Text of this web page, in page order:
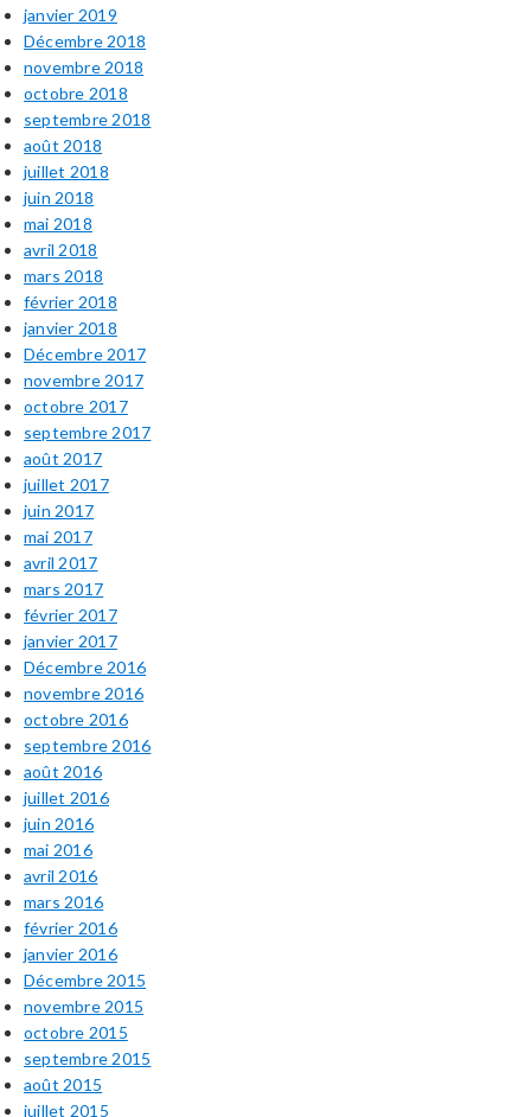
janvier 2019
Décembre 2018
novembre 2018
octobre 2018
septembre 2018
août 2018
juillet 2018
juin 2018
mai 2018
avril 2018
mars 2018
février 2018
janvier 2018
Décembre 2017
novembre 2017
octobre 2017
septembre 2017
août 2017
juillet 2017
juin 2017
mai 2017
avril 2017
mars 2017
février 2017
janvier 2017
Décembre 2016
novembre 2016
octobre 2016
septembre 2016
août 2016
juillet 2016
juin 2016
mai 2016
avril 2016
mars 2016
février 2016
janvier 2016
Décembre 2015
novembre 2015
octobre 2015
septembre 2015
août 2015
juillet 2015